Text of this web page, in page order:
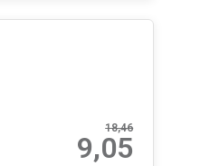
18,46
9,05